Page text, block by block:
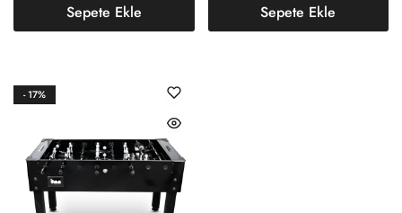
Sepete Ekle Sepete Ekle
- 17%